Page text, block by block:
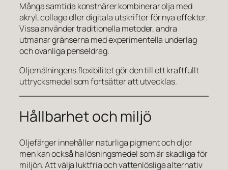
Många samtida konstnärer kombinerar olja med
akryl, collage eller digitala utskrifter för nya effekter.
Vissa använder traditionella metoder, andra
utmanar gränserna med experimentella underlag
och ovanliga penseldrag.
Oljemålningens flexibilitet gör den till ett kraftfullt
uttrycksmedel som fortsätter att utvecklas.
Hållbarhet och miljö
Oljefärger innehåller naturliga pigment och oljor
men kan också ha lösningsmedel som är skadliga för
miljön. Att välja luktfria och vattenlösliga alternativ